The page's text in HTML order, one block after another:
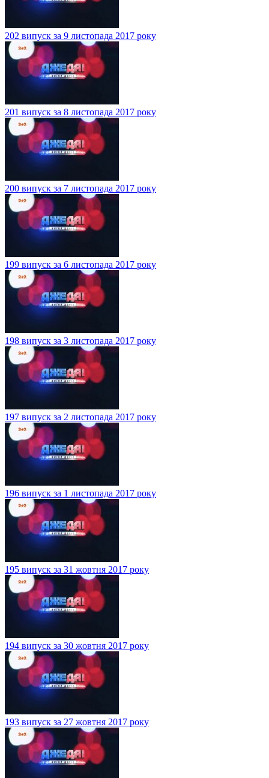
202 випуск за 9 листопада 2017 року
201 випуск за 8 листопада 2017 року
200 випуск за 7 листопада 2017 року
199 випуск за 6 листопада 2017 року
198 випуск за 3 листопада 2017 року
197 випуск за 2 листопада 2017 року
196 випуск за 1 листопада 2017 року
195 випуск за 31 жовтня 2017 року
194 випуск за 30 жовтня 2017 року
193 випуск за 27 жовтня 2017 року